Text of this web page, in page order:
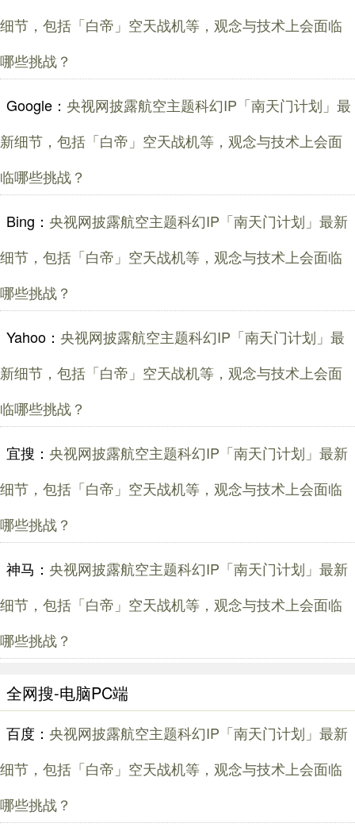
细节，包括「白帝」空天战机等，观念与技术上会面临
哪些挑战？
Google： 央视网披露航空主题科幻IP「南天门计划」最
新细节，包括「白帝」空天战机等，观念与技术上会面
临哪些挑战？
Bing： 央视网披露航空主题科幻IP「南天门计划」最新
细节，包括「白帝」空天战机等，观念与技术上会面临
哪些挑战？
Yahoo： 央视网披露航空主题科幻IP「南天门计划」最
新细节，包括「白帝」空天战机等，观念与技术上会面
临哪些挑战？
宜搜： 央视网披露航空主题科幻IP「南天门计划」最新
细节，包括「白帝」空天战机等，观念与技术上会面临
哪些挑战？
神马： 央视网披露航空主题科幻IP「南天门计划」最新
细节，包括「白帝」空天战机等，观念与技术上会面临
哪些挑战？
全网搜-电脑PC端
百度： 央视网披露航空主题科幻IP「南天门计划」最新
细节，包括「白帝」空天战机等，观念与技术上会面临
哪些挑战？